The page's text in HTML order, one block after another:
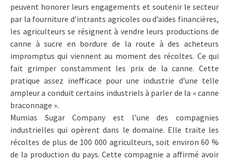
peuvent honorer leurs engagements et soutenir le secteur
par la fourniture d’intrants agricoles ou d’aides financières,
les agriculteurs se résignent à vendre leurs productions de
canne à sucre en bordure de la route à des acheteurs
impromptus qui viennent au moment des récoltes. Ce qui
fait grimper constamment les prix de la canne. Cette
pratique assez inefficace pour une industrie d’une telle
ampleur a conduit certains industriels à parler de la « canne
braconnage ».
Mumias Sugar Company est l’une des compagnies
industrielles qui opèrent dans le domaine. Elle traite les
récoltes de plus de 100 000 agriculteurs, soit environ 60 %
de la production du pays. Cette compagnie a affirmé avoir